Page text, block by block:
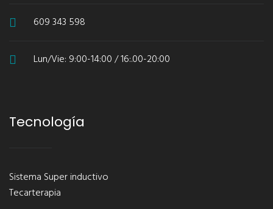
609 343 598
Lun/Vie: 9:00-14:00 / 16:.00-20:00
Tecnología
Sistema Super inductivo
Tecarterapia